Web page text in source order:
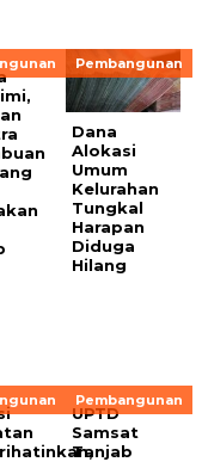
Pembangunan
Dana
Alokasi
Umum
Kelurahan
Tungkal
Harapan
Diduga
Hilang
Pembangunan
UPTD
Samsat
Tanjab